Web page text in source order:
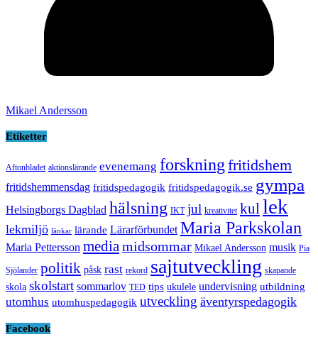
Mikael Andersson
Etiketter
Aftonbladet aktionslärande evenemang forskning fritidshem
fritidshemmensdag fritidspedagogik fritidspedagogik.se gympa
Helsingborgs Dagblad hälsning IKT jul kreativitet kul lek
lekmiljö länkar lärande Lärarförbundet Maria Parkskolan
Maria Pettersson media midsommar Mikael Andersson musik Pia
Sjölander politik påsk rast rekord sajtutveckling skapande
skola skolstart sommarlov TED tips ukulele undervisning utbildning
utomhus utomhuspedagogik utveckling äventyrspedagogik
Facebook